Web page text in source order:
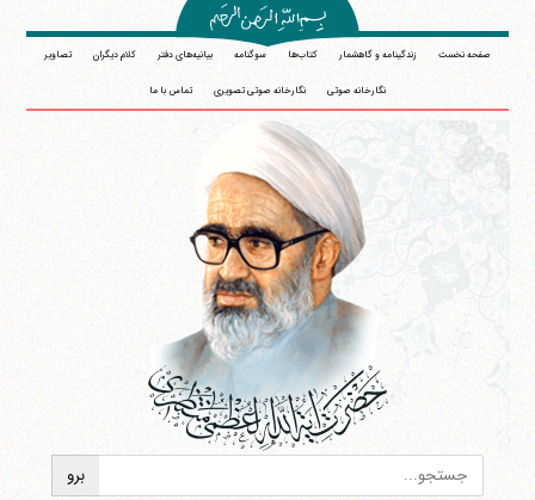
صفحه نخست زندگینامه و گاهشمار کتاب‌ها سوگنامه بیانیه‌های دفتر کلام دیگران تصاویر
نگارخانه صوتی نگارخانه صوتی تصویری تماس با ما